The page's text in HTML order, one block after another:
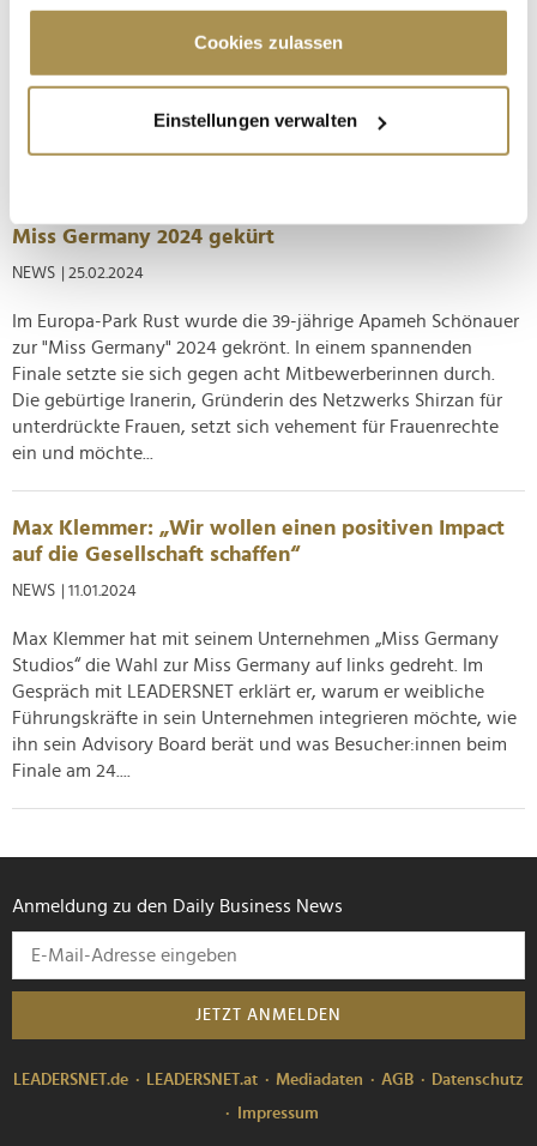
Cookie-Erklärung oder durch Klicken auf das Privacy
Trigger Symbol ändern oder widerrufen
Informationen über Ihre geografische Lage
erfassen, welche bis auf einige Meter genau sein
bestimmten Merkmalen (Fingerprinting) identifizieren
Erfahren Sie mehr darüber, wie Ihre persönlichen Daten
verarbeitet werden, und legen Sie Ihre Präferenzen im
Abschnitt Einzelheiten
fest.
Wir verwenden Cookies, um Inhalte und Anzeigen zu
personalisieren, Funktionen für soziale Medien anbieten
zu können und die Zugriffe auf unsere Website zu
soziale Medien, Werbung und Analysen weiter. Unsere
Partner führen diese Informationen möglicherweise mit
weiteren Daten zusammen, die Sie ihnen bereitgestellt
gesammelt haben.
Cookies zulassen
Einstellungen verwalten
Berlin ist die neue Miss Germany – und entspricht nicht
diesen Vorstellungen. Sie soll es auch nicht – schließlich ist
Miss Germany 2024 gekürt
NEWS | 25.02.2024
Im Europa-Park Rust wurde die 39-jährige Apameh Schönauer
zur "Miss Germany" 2024 gekrönt. In einem spannenden
Finale setzte sie sich gegen acht Mitbewerberinnen durch.
Die gebürtige Iranerin, Gründerin des Netzwerks Shirzan für
unterdrückte Frauen, setzt sich vehement für Frauenrechte
ein und möchte...
Max Klemmer: „Wir wollen einen positiven Impact
auf die Gesellschaft schaffen“
NEWS | 11.01.2024
Max Klemmer hat mit seinem Unternehmen „Miss Germany
Studios“ die Wahl zur Miss Germany auf links gedreht. Im
Gespräch mit LEADERSNET erklärt er, warum er weibliche
Führungskräfte in sein Unternehmen integrieren möchte, wie
ihn sein Advisory Board berät und was Besucher:innen beim
Finale am 24....
Anmeldung zu den Daily Business News
JETZT ANMELDEN
LEADERSNET.de LEADERSNET.at Mediadaten AGB
Datenschutz
Impressum